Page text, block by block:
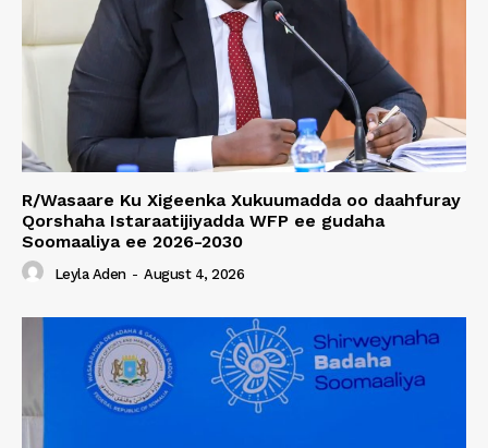
R/Wasaare Ku Xigeenka Xukuumadda oo daahfuray
Qorshaha Istaraatijiyadda WFP ee gudaha
Soomaaliya ee 2026-2030
Leyla Aden - August 4, 2026